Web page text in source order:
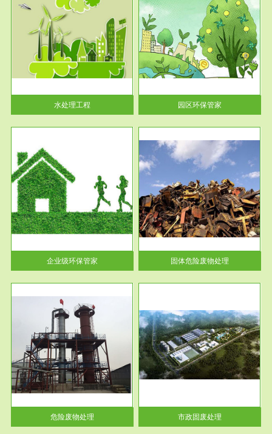
水处理工程
服务范围
园区环保管家
2016 年 4 月，环保部下发《关
于积极发挥环境保护作用促进供
给侧结...
园区环保管家
企业级环保管家
服务范围
固体危险废物处理
固体废物解释：固体废物是指人
们在生产建设、日常生活和其他
活动中...
固体危险废物处理
危险废物处理
服务范围
市政固废处理
蔚蓝生态环境科技所从事的市政
废物处理业务包括市政废物的处
理处...
市政固废处理